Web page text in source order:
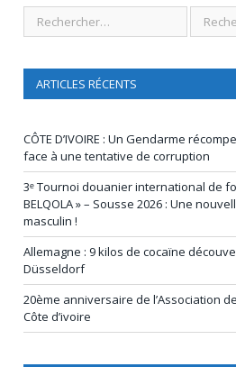
ARTICLES RÉCENTS
CÔTE D’IVOIRE : Un Gendarme
face à une tentative de corruption
3ᵉ Tournoi douanier international de
BELQOLA » – Sousse 2026 : Une
masculin !
Allemagne : 9 kilos de cocaïne
Düsseldorf
20ème anniversaire de l’Association
Côte d’ivoire